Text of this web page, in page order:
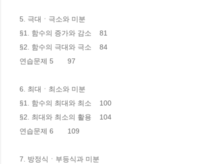
5. 극대ㆍ극소와 미분
§1. 함수의 증가와 감소	81
§2. 함수의 극대와 극소	84
연습문제 5 	97
6. 최대ㆍ최소와 미분
§1. 함수의 최대와 최소	100
§2. 최대와 최소의 활용	104
연습문제 6 	109
7. 방정식ㆍ부등식과 미분